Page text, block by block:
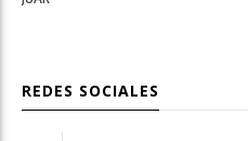
REDES SOCIALES